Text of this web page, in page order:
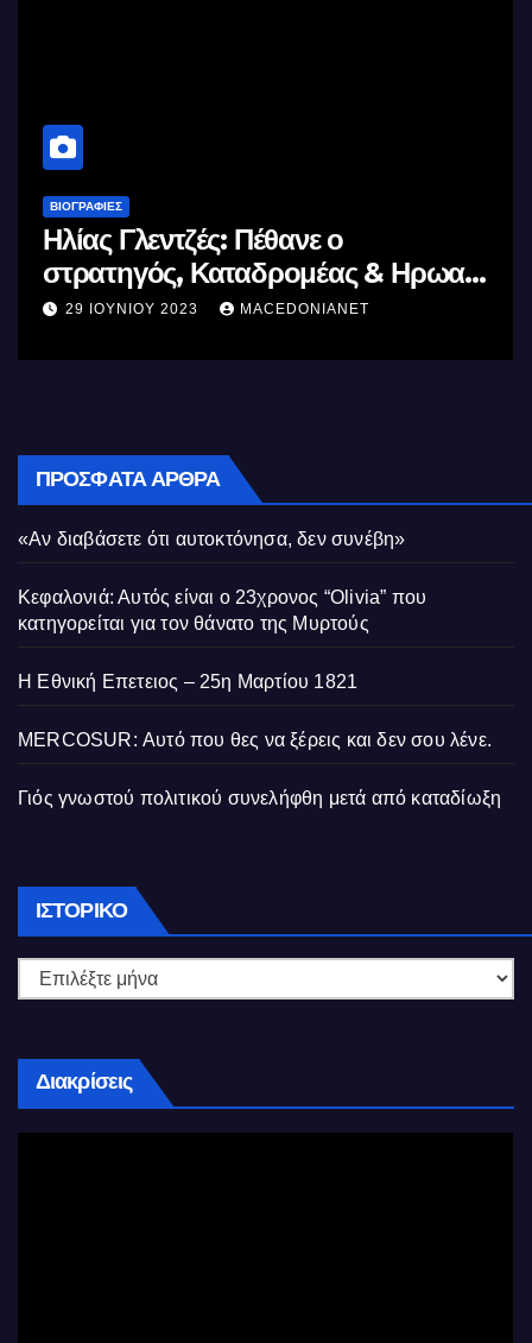
ΒΙΟΓΡΑΦΊΕΣ
Μέγας Αλέξανδρος: Ο μέγιστος των
Ελλήνων
11 ΙΟΥΝΊΟΥ 2023 MACEDONIANET
ΠΡΌΣΦΑΤΑ ΆΡΘΡΑ
«Αν διαβάσετε ότι αυτοκτόνησα, δεν συνέβη»
Κεφαλονιά: Αυτός είναι ο 23χρονος “Olivia” που
κατηγορείται για τον θάνατο της Μυρτούς
Η Εθνική Επετειος – 25η Μαρτίου 1821
MERCOSUR: Αυτό που θες να ξέρεις και δεν σου λένε.
Γιός γνωστού πολιτικού συνελήφθη μετά από καταδίωξη
ΙΣΤΟΡΙΚΌ Ιστορικό
Διακρίσεις